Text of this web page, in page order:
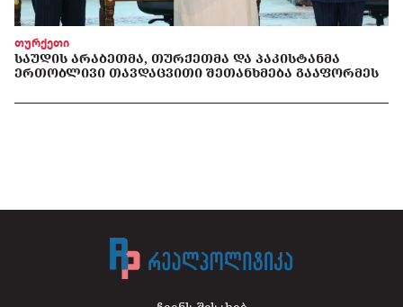
თურქეთი
ᲡᲐᲣᲓᲘᲡ ᲐᲠᲐᲑᲔᲗᲛᲐ, ᲗᲣᲠᲥᲔᲗᲛᲐ ᲓᲐ ᲞᲐᲙᲘᲡᲢᲐᲜᲛᲐ
ᲔᲠᲗᲝᲑᲚᲘᲕᲘ ᲗᲐᲕᲓᲐᲪᲕᲘᲗᲘ ᲨᲔᲗᲐᲜᲮᲛᲔᲑᲐ ᲒᲐᲐᲤᲝᲠᲛᲔᲡ